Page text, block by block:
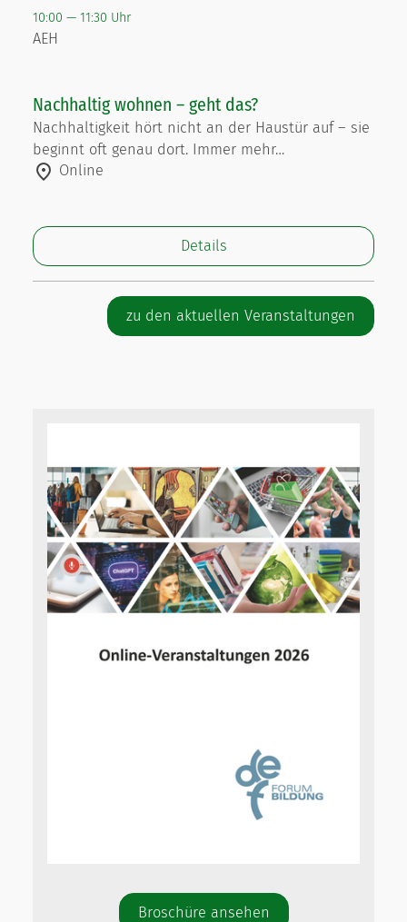
10:00 — 11:30 Uhr
AEH
Nachhaltig wohnen – geht das?
Nachhaltigkeit hört nicht an der Haustür auf – sie
beginnt oft genau dort. Immer mehr…
Online
Details
zu den aktuellen Veranstaltungen
Broschüre ansehen